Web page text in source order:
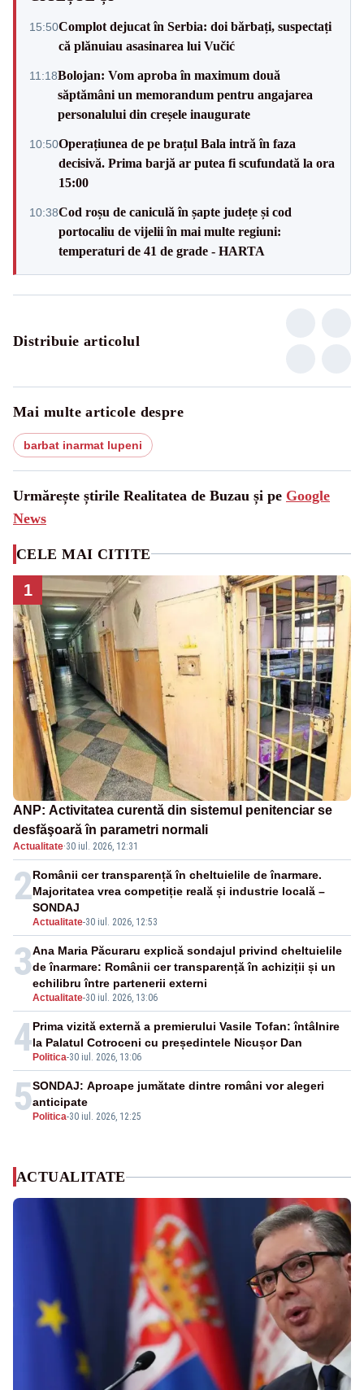
15:50Complot dejucat în Serbia: doi bărbați, suspectați
că plănuiau asasinarea lui Vučić
11:18Bolojan: Vom aproba în maximum două
săptămâni un memorandum pentru angajarea
personalului din creșele inaugurate
10:50Operațiunea de pe brațul Bala intră în faza
decisivă. Prima barjă ar putea fi scufundată la ora
15:00
10:38Cod roșu de caniculă în șapte județe și cod
portocaliu de vijelii în mai multe regiuni:
temperaturi de 41 de grade - HARTA
Distribuie articolul
Mai multe articole despre
barbat inarmat lupeni
Urmărește știrile Realitatea de Buzau și pe Google
News
CELE MAI CITITE
1
ANP: Activitatea curentă din sistemul penitenciar se
desfăşoară în parametri normali
Actualitate·30 iul. 2026, 12:31
2
Actualitate-30 iul. 2026, 12:53
Românii cer transparență în cheltuielile de înarmare.
Majoritatea vrea competiție reală și industrie locală –
SONDAJ
3
Actualitate-30 iul. 2026, 13:06
Ana Maria Păcuraru explică sondajul privind cheltuielile
de înarmare: Românii cer transparență în achiziții și un
echilibru între partenerii externi
4 Politica-30 iul. 2026, 13:06
Prima vizită externă a premierului Vasile Tofan: întâlnire
la Palatul Cotroceni cu președintele Nicușor Dan
5 Politica-30 iul. 2026, 12:25
SONDAJ: Aproape jumătate dintre români vor alegeri
anticipate
ACTUALITATE